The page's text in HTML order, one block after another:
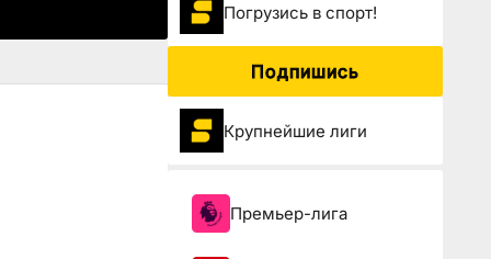
Погрузиcь в спорт!
Подпишись
Крупнейшие лиги
Премьер-лига